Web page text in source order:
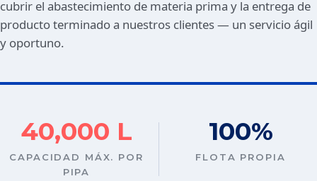
cubrir el abastecimiento de materia prima y la entrega de
producto terminado a nuestros clientes — un servicio ágil
y oportuno.
40,000 L
CAPACIDAD MÁX. POR
PIPA
100%
FLOTA PROPIA